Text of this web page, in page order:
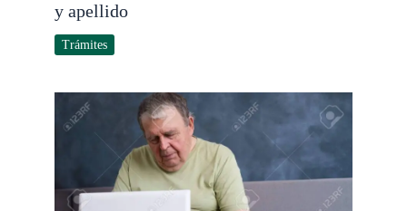
y apellido
Trámites